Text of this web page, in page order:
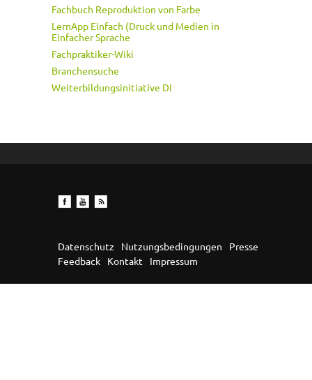
Fachbuch Reproduktion von Farbe
LernApp Einfach (Druck und Medien in
Einfacher Sprache
Fachpraktiker-Wiki
Branchensuche
Weiterbildungsinitiative DI
Datenschutz Nutzungsbedingungen
Presse
Feedback
Kontakt Impressum